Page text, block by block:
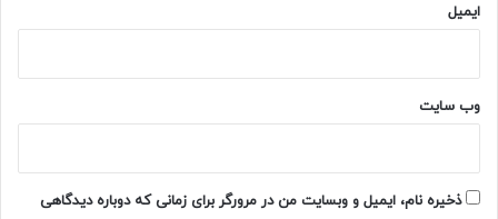
ایمیل
وب‌ سایت
ذخیره نام، ایمیل و وبسایت من در مرورگر برای زمانی که دوباره دیدگاهی